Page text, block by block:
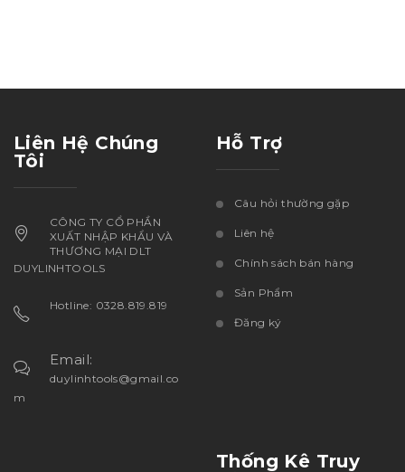
Liên Hệ Chúng
Tôi
CÔNG TY CỔ PHẦN
XUẤT NHẬP KHẨU VÀ
THƯƠNG MẠI DLT
DUYLINHTOOLS
Hotline: 0328.819.819
Email:
duylinhtools@gmail.co
m
Hỗ Trợ
Câu hỏi thường gặp
Liên hệ
Chính sách bán hàng
Sản Phẩm
Đăng ký
Thống Kê Truy